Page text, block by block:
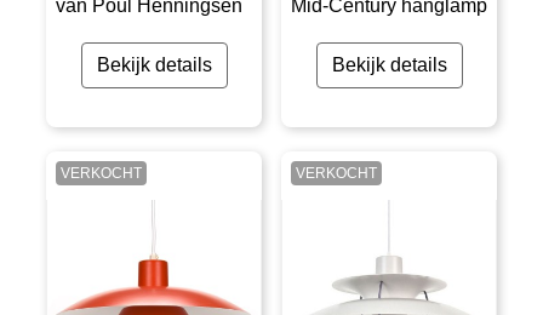
van Poul Henningsen
Bekijk details
Mid-Century hanglamp
Bekijk details
VERKOCHT VERKOCHT